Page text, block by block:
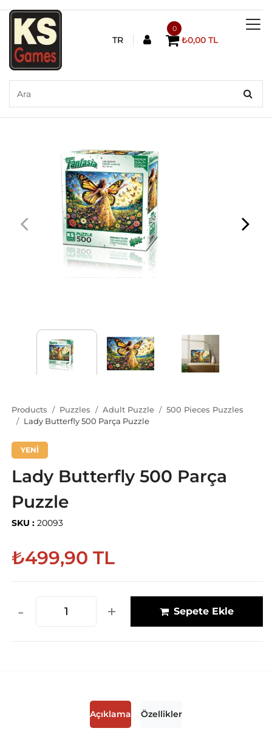
TR
0
₺0,00 TL
Products Puzzles Adult Puzzle
500 Pieces Puzzles
Lady Butterfly 500 Parça Puzzle
YENİ
Lady Butterfly 500 Parça
Puzzle
SKU : 20093
₺499,90 TL
- + Sepete Ekle
Açıklama Özellikler